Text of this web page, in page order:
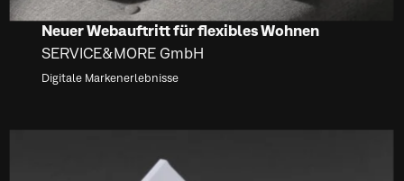
Neuer Webauftritt für flexibles Wohnen
SERVICE&MORE GmbH
Digitale Markenerlebnisse